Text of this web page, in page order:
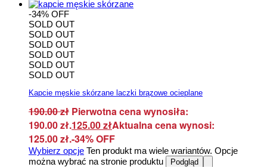
-34% OFF
SOLD OUT
SOLD OUT
SOLD OUT
SOLD OUT
SOLD OUT
SOLD OUT
Kapcie męskie skórzane laczki brązowe ocieplane
190.00zł Pierwotna cena wynosiła:
190.00 zł.125.00złAktualna cena wynosi:
125.00 zł.-34% OFF
Wybierz opcje Ten produkt ma wiele wariantów. Opcje
można wybrać na stronie produktu
Podgląd